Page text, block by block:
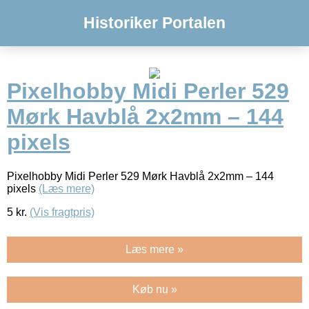
Historiker Portalen
Pixelhobby Midi Perler 529
Mørk Havblå 2x2mm – 144
pixels
Pixelhobby Midi Perler 529 Mørk Havblå 2x2mm – 144
pixels (Læs mere)
5 kr. (Vis fragtpris)
Læs mere »
Køb nu »